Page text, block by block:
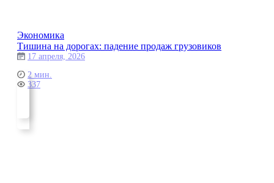
Экономика
Тишина на дорогах: падение продаж грузовиков
17 апреля, 2026
2 мин.
337